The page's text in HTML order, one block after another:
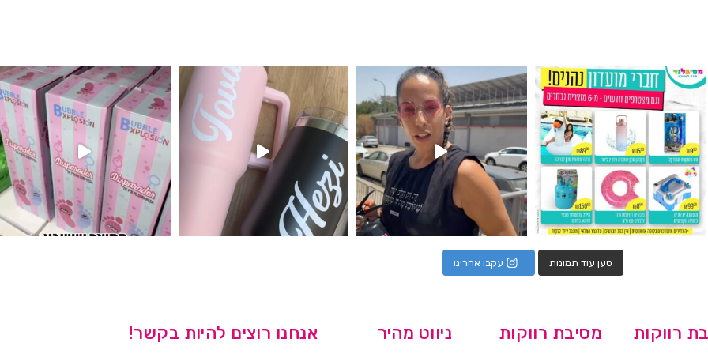
מין העובר רק במסיבלנד !! קיים
כוס נירוסטה ענקית שכול אחד צריך! קיימת באתר ובסניהמוצר הכי מבוקש שלנו מטף לגילוי מין העובר חזר למלא
טען עוד תמונות עקבו אחרינו
אנחנו רוצים להיות בקשר! ניווט מהיר מסיבת רווקות רווקות